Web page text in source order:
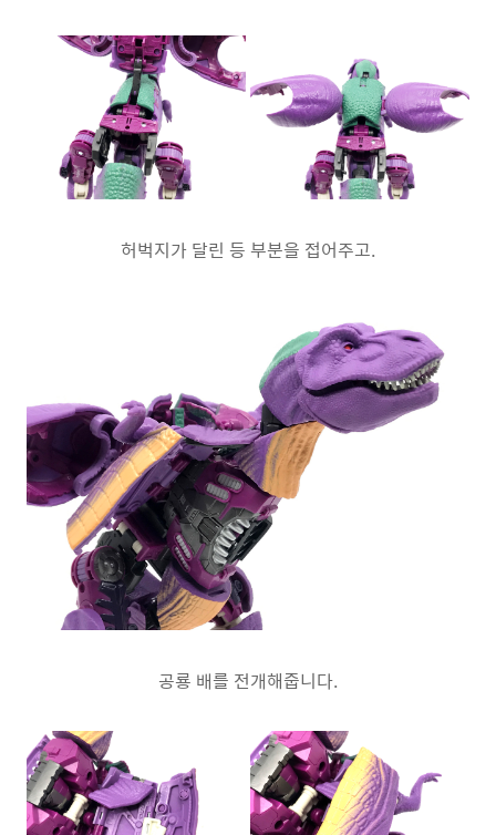
허벅지가 달린 등 부분을 접어주고.
공룡 배를 전개해줍니다.